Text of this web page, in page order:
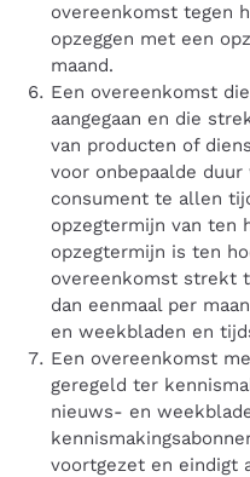
overeenkomst tegen
opzeggen met een
maand.
Een overeenkomst
aangegaan en die
van producten of
voor onbepaalde
consument te allen
opzegtermijn van ten
opzegtermijn is ten
overeenkomst strekt
dan eenmaal per
en weekbladen en
Een overeenkomst
geregeld ter
nieuws- en
voortgezet en eindigt